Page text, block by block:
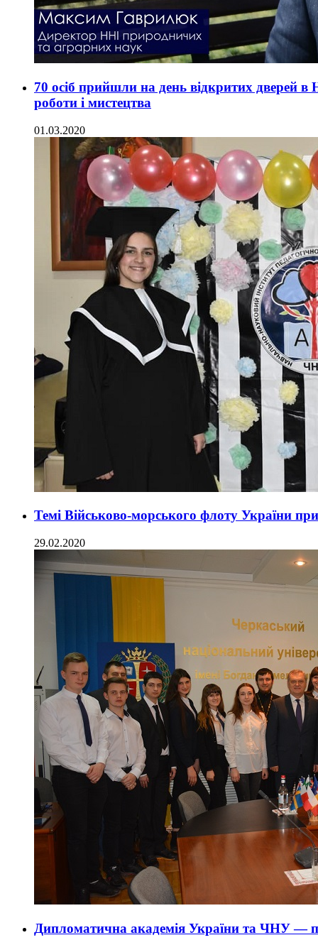
70 осіб прийшли на день відкритих дверей в
роботи і мистецтва
01.03.2020
Темі Військово-морського флоту України
29.02.2020
Дипломатична академія України та ЧНУ —